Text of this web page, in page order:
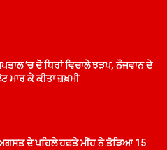
’ਚ ਦੋ ਧਿਰਾਂ ਵਿਚਾਲੇ ਝੜਪ, ਨੌਜਵਾਨ ਦੇ
ਮਾਰ ਕੇ ਕੀਤਾ ਜ਼ਖ਼ਮੀ
ਅਗਸਤ ਦੇ ਪਹਿਲੇ ਹਫ਼ਤੇ ਮੀਂਹ ਨੇ ਤੋੜਿਆ 15